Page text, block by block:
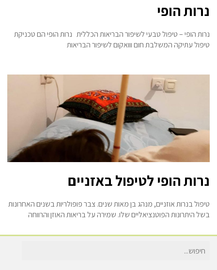
נרות הופי
נרות הופי – טיפול טבעי לשיפור הבריאות הכללית נרות הופי הם טכניקת
טיפול עתיקה המשלבת חום ווואקום לשיפור הבריאות
נרות הופי לטיפול באזניים
טיפול בנרות אוזניים, מנהג בן מאות שנים. צבר פופולריות בשנים האחרונות
בשל היתרונות הפוטנציאליים שלו. שמירה על בריאות האוזן והרווחה
חיפוש